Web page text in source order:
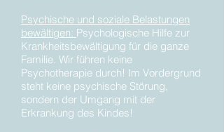
Psychische und soziale Belastungen
bewältigen: Psychologische Hilfe zur
Krankheitsbewältigung für die ganze
Familie. Wir führen keine
Psychotherapie durch! Im Vordergrund
steht keine psychische Störung,
sondern der Umgang mit der
Erkrankung des Kindes!